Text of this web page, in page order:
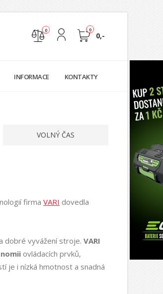
0
0,-
0
INFORMACE KONTAKTY
VOLNÝ ČAS
firma VARI dovedla
dobré vyvážení stroje. VARI
ovládacích prvků,
je i nízká hmotnost a snadná